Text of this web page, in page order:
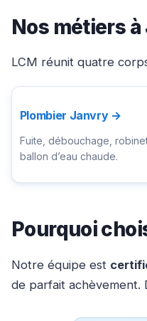
Nos métiers
LCM réunit quatre
Plombier Janvry →
Fuite, débouchage,
ballon d’eau chaude.
Pourquoi
Notre équipe est
de parfait achèvement.